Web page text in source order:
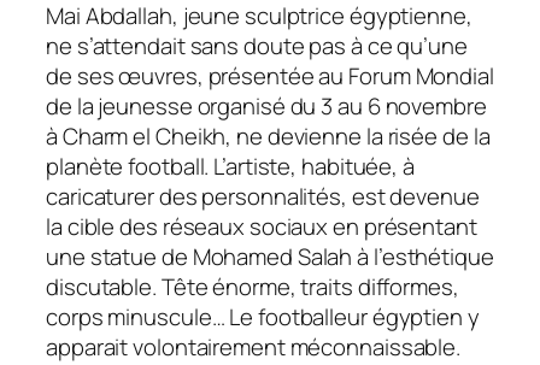
Mai Abdallah, jeune sculptrice égyptienne,
ne s’attendait sans doute pas à ce qu’une
de ses œuvres, présentée au Forum Mondial
de la jeunesse organisé du 3 au 6 novembre
à Charm el Cheikh, ne devienne la risée de la
planète football. L’artiste, habituée, à
caricaturer des personnalités, est devenue
la cible des réseaux sociaux en présentant
une statue de Mohamed Salah à l’esthétique
discutable. Tête énorme, traits difformes,
corps minuscule… Le footballeur égyptien y
apparait volontairement méconnaissable.